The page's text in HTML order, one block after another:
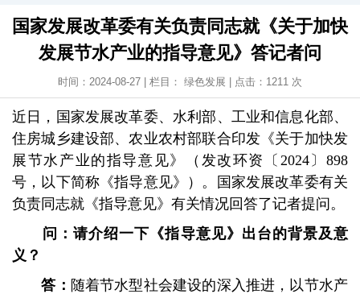
国家发展改革委有关负责同志就《关于加快
发展节水产业的指导意见》答记者问
时间：2024-08-27 | 栏目： 绿色发展 | 点击： 1211 次
近日，国家发展改革委、水利部、工业和信息化部、
住房城乡建设部、农业农村部联合印发《关于加快发
展节水产业的指导意见》（发改环资〔2024〕898
号，以下简称《指导意见》）。国家发展改革委有关
负责同志就《指导意见》有关情况回答了记者提问。
问：请介绍一下《指导意见》出台的背景及意
义？
答： 随着节水型社会建设的深入推进，以节水产